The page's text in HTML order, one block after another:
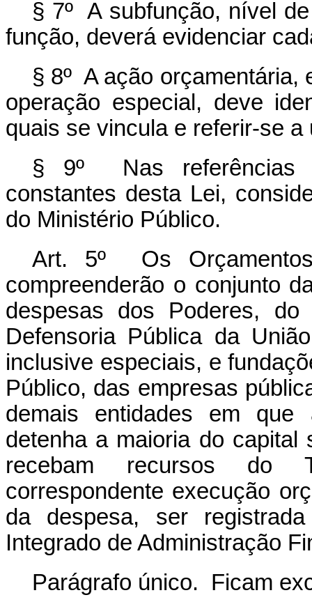
§ 7º A subfunção, nível
função, deverá evidenciar
§ 8º A ação orçamentária,
operação especial, deve
quais se vincula e referir-se a
§ 9º Nas referências
constantes desta Lei,
do Ministério Público.
Art. 5º
Os
compreenderão o conjunto
despesas dos Poderes,
Defensoria Pública da
inclusive especiais, e
Público, das empresas
demais entidades em que
detenha a maioria do
recebam recursos do
correspondente execução
da despesa, ser
Integrado de Administração
Parágrafo único. Ficam